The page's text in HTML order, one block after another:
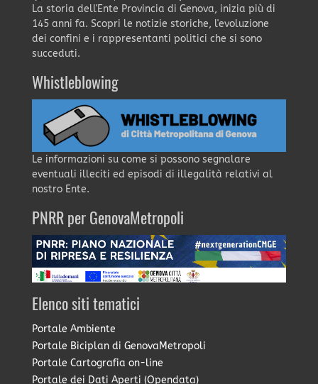
La storia dell'Ente Provincia di Genova, inizia più di
145 anni fa. Scopri le notizie storiche, l'evoluzione
dei confini e i rappresentanti politici che si sono
succeduti.
Whistleblowing
Le informazioni su come si possono segnalare
eventuali illeciti ed episodi di illegalità relativi al
nostro Ente.
PNRR per GenovaMetropoli
Elenco siti tematici
Portale Ambiente
Portale Biciplan di GenovaMetropoli
Portale Cartografia on-line
Portale dei Dati Aperti (Opendata)